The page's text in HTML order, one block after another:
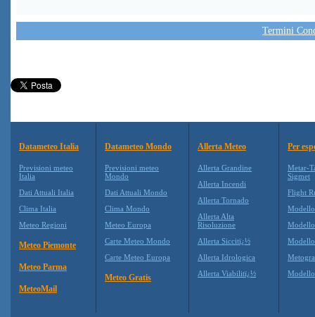
Termini
Datameteo Italia
Previsioni meteo
Italia
Dati Attuali Italia
Clima Italia
Meteo Regioni
Meteo Piemonte
Meteo Parma
MeteoMail
Datameteo Mondo
Previsioni meteo
Mondo
Dati Attuali Mondo
Clima Mondo
Meteo Europa
Carte Meteo Mondo
Carte Meteo Europa
Meteo Gratis
Allerta Meteo
Allerta Grandine
Allerta Incendi
Allerta Tornado
Allerta Alta
Risoluzione
Allerta Siccitï¿½
Allerta Idrologica
Allerta Viabilitï¿½
Per
Metar-
Sigmet
Flight
Modello